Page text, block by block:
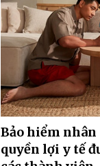
Bảo hiểm
quyền lợi y tế